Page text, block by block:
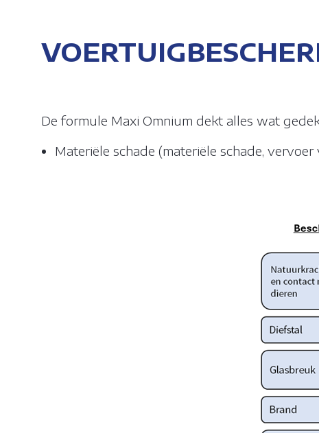
De formule Maxi Omnium dekt alles wat
Materiële schade (materiële schade,